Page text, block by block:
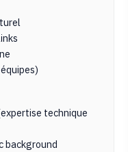
technique
background